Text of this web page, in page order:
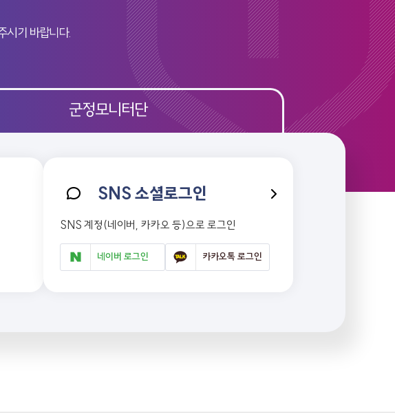
시기 바랍니다.
군정모니터단
SNS 소셜로그인
SNS 계정(네이버, 카카오 등)으로 로그인
네이버 로그인 카카오톡 로그인